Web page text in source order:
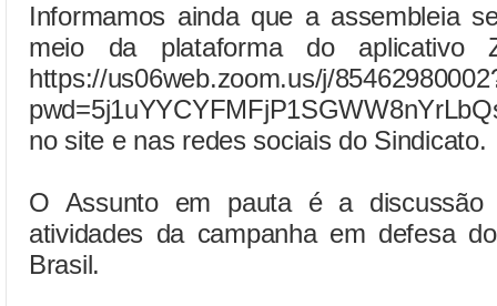
Informamos ainda que a assembleia
meio da plataforma do aplicativo
https://us06web.zoom.us/j/
no site e nas redes sociais do Sindicato.
O Assunto em pauta é a discussão
atividades da campanha em defesa
Brasil.